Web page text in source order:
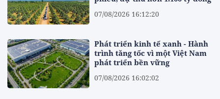
07/08/2026 16:12:20
Phát triển kinh tế xanh - Hành
trình tăng tốc vì một Việt Nam
phát triển bền vững
07/08/2026 16:02:02